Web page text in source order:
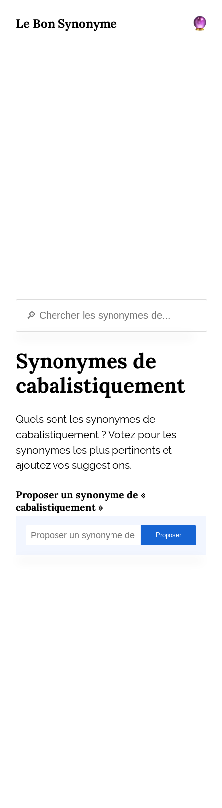
Le Bon Synonyme
Synonymes de
cabalistiquement
Quels sont les synonymes de
cabalistiquement ? Votez pour les
synonymes les plus pertinents et
ajoutez vos suggestions.
Proposer un synonyme de «
cabalistiquement »